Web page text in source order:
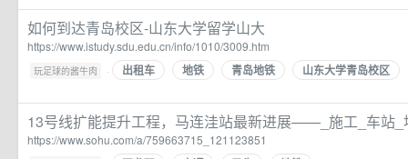
如何到达青岛校区-山东大学留学山大
https://www.istudy.sdu.edu.cn/info/1010/3009.htm
玩足球的酱牛肉 · 出租车 地铁 青岛地铁 山东大学青岛校区
13号线扩能提升工程，马连洼站最新进展——_施工_车站_
https://www.sohu.com/a/759663715_121123851